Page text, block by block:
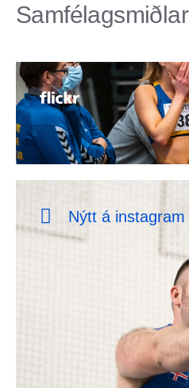
Samfélagsmiðlar
Nýtt á instagram